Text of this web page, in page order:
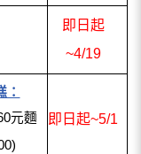
即日起
~4/19
：
元麵
即日起~5/1